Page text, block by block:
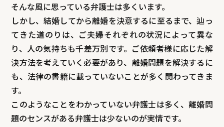
そんな風に思っている弁護士は多くいます。
しかし、結婚してから離婚を決意するに至るまで、辿っ
てきた道のりは、ご夫婦それぞれの状況によって異な
り、人の気持ちも千差万別です。ご依頼者様に応じた解
決方法を考えていく必要があり、離婚問題を解決するに
も、法律の書籍に載っていないことが多く関わってきま
す。
このようなことをわかっていない弁護士は多く、離婚問
題のセンスがある弁護士は少ないのが実情です。